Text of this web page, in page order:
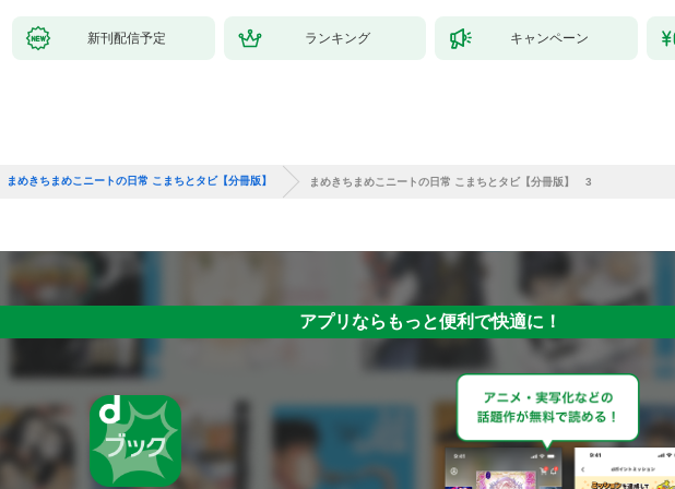
新刊配信予定 ランキング キャンペーン
まめきちまめこニートの日常 こまちとタビ【分冊版】 まめきちまめこニートの日常 こまちとタビ【分冊版】 3
アプリならもっと便利で快適に！